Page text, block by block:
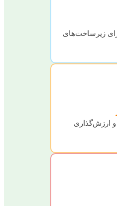
زیرساخت‌های
و ارزش‌گذاری